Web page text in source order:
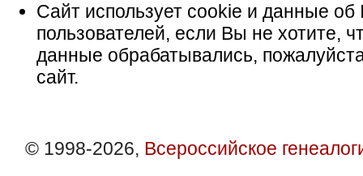
Сайт использует cookie и данные об
пользователей, если Вы не хотите,
данные обрабатывались,
сайт.
© 1998-2026, Всероссийское